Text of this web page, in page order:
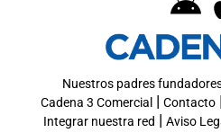
Nuestros padres
Cadena 3 Comercial | Contacto|
Integrar nuestra red | Aviso